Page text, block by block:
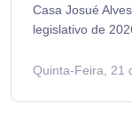
Casa Josué
legislativo de
Quinta-Feira, 21